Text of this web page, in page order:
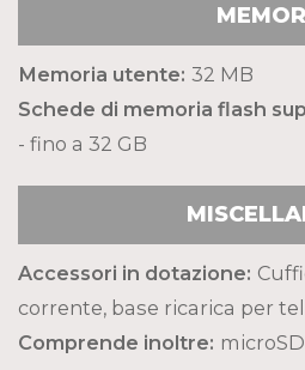
Memoria utente: 32 MB
Schede di memoria flash
- fino a 32 GB
Accessori in dotazione:
corrente, base ricarica per
Comprende inoltre: